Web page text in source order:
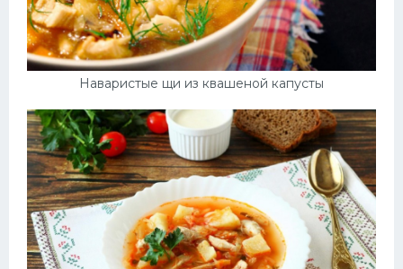
Наваристые щи из квашеной капусты